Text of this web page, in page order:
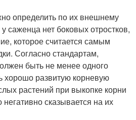
определить по их внешнему
саженца нет боковых отростков,
которое считается самым
Согласно стандартам,
быть не менее одного
хорошо развитую корневую
растений при выкопке корни
негативно сказывается на их